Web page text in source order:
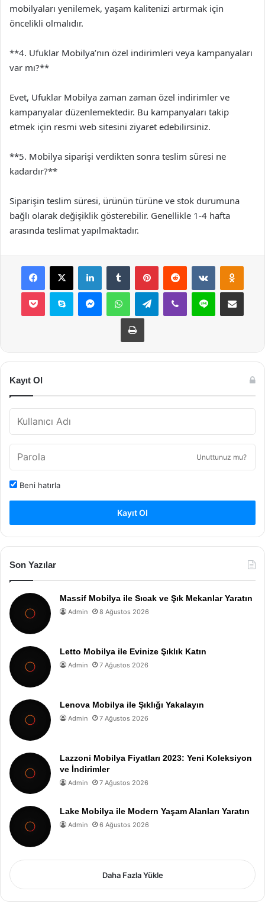
mobilyaları yenilemek, yaşam kalitenizi artırmak için
öncelikli olmalıdır.
**4. Ufuklar Mobilya’nın özel indirimleri veya kampanyaları
var mı?**
Evet, Ufuklar Mobilya zaman zaman özel indirimler ve
kampanyalar düzenlemektedir. Bu kampanyaları takip
etmek için resmi web sitesini ziyaret edebilirsiniz.
**5. Mobilya siparişi verdikten sonra teslim süresi ne
kadardır?**
Siparişin teslim süresi, ürünün türüne ve stok durumuna
bağlı olarak değişiklik gösterebilir. Genellikle 1-4 hafta
arasında teslimat yapılmaktadır.
Facebook
X LinkedInTumblr PinterestReddit VKontakte
Pocket Skype MessengerWhatsAppTelegramViber Line E-Posta ile
Yazdır
Kayıt Ol
Unuttunuz mu?
Beni hatırla
Kayıt Ol
Son Yazılar
Massif Mobilya ile Sıcak ve Şık Mekanlar Yaratın
Admin 8 Ağustos 2026
Letto Mobilya ile Evinize Şıklık Katın
Admin 7 Ağustos 2026
Lenova Mobilya ile Şıklığı Yakalayın
Admin 7 Ağustos 2026
Lazzoni Mobilya Fiyatları 2023: Yeni Koleksiyon
ve İndirimler
Admin 7 Ağustos 2026
Lake Mobilya ile Modern Yaşam Alanları Yaratın
Admin 6 Ağustos 2026
Daha Fazla Yükle